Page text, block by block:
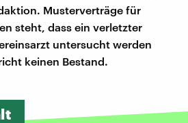
Musterverträge für
steht, dass ein verletzter
untersucht werden
keinen Bestand.